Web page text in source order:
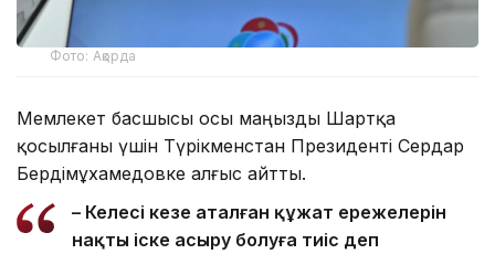
Фото: Ақорда
Мемлекет басшысы осы маңызды Шартқа
қосылғаны үшін Түрікменстан Президенті Сердар
Бердімұхамедовке алғыс айтты.
– Келесі кезең аталған құжат ережелерін
нақты іске асыру болуға тиіс деп